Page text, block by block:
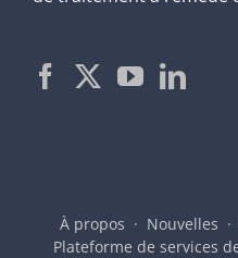
À propos Nouvelles
Plateforme de services